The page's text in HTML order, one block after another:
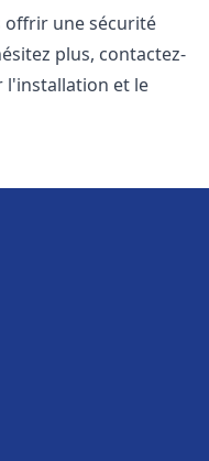
offrir une sécurité
plus, contactez-
l'installation et le